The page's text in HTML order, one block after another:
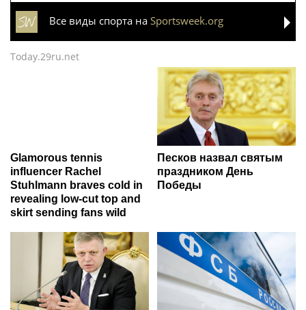
Все виды спорта на Sportsweek.org
Today.29ru.net
Glamorous tennis
influencer Rachel
Stuhlmann braves cold in
revealing low-cut top and
skirt sending fans wild
Песков назвал святым
праздником День
Победы